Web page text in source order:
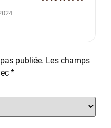
publiée. Les champs
*